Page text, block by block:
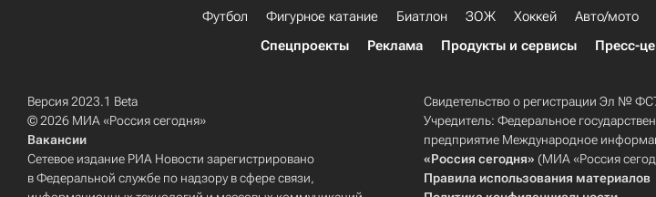
Футбол Фигурное катание Биатлон ЗОЖ Хоккей Авто/мото
Спецпроекты
Реклама Продукты и сервисы Пресс-
Версия 2023.1 Beta
© 2026 МИА «Россия сегодня»
Вакансии
Сетевое издание РИА Новости зарегистрировано
в Федеральной службе по надзору в сфере связи,
Свидетельство о регистрации Эл №
Учредитель: Федеральное
предприятие Международное
«Россия сегодня» (МИА «Россия
Правила использования материалов